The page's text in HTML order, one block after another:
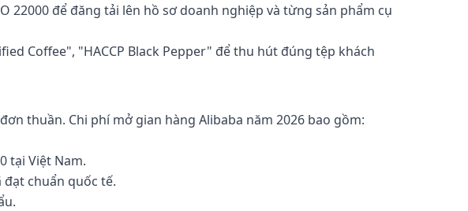
22000 để đăng tải lên hồ sơ doanh nghiệp và từng sản phẩm cụ
Coffee", "HACCP Black Pepper" để thu hút đúng tệp khách
thuần. Chi phí mở gian hàng Alibaba năm 2026 bao gồm:
tại Việt Nam.
đạt chuẩn quốc tế.